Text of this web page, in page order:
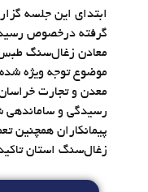
ابتدای این جلسه
گرفته درخصوص
معادن زغال‌سنگ
موضوع توجه ویژه
معدن و تجارت خراسان
رسیدگی و ساماندهی
پیمانکاران همچنین
زغال‌سنگ استان